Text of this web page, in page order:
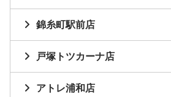
錦糸町駅前店
戸塚トツカーナ店
アトレ浦和店